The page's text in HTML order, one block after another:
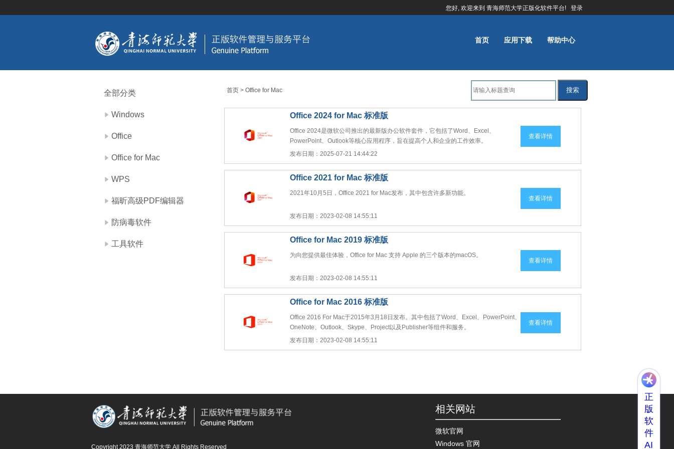
您好, 欢迎来到 青海师范大学正版化软件平台! 登录
帮助中心
应用下载
首页
正
版
软
件
AI
首页 > Office for Mac 搜索
全部分类
Windows
Office
Office for Mac
WPS
福昕高级PDF编辑器
防病毒软件
工具软件
Office 2024 for Mac 标准版
Office 2024是微软公司推出的最新版办公软件套件，它包括了Word、Excel、
PowerPoint、Outlook等核心应用程序，旨在提高个人和企业的工作效率。
发布日期：2025-07-21 14:44:22
查看详情
Office 2021 for Mac 标准版
2021年10月5日，Office 2021 for Mac发布，其中包含许多新功能。
发布日期：2023-02-08 14:55:11
查看详情
Office for Mac 2019 标准版
为向您提供最佳体验，Office for Mac 支持 Apple 的三个版本的macOS。
发布日期：2023-02-08 14:55:11
查看详情
Office for Mac 2016 标准版
Office 2016 For Mac于2015年3月18日发布。其中包括了Word、Excel、PowerPoint、
OneNote、Outlook、Skype、Project以及Publisher等组件和服务。
发布日期：2023-02-08 14:55:11
查看详情
Copyright 2023 青海师范大学 All Rights Reserved
相关网站
微软官网
Windows 官网